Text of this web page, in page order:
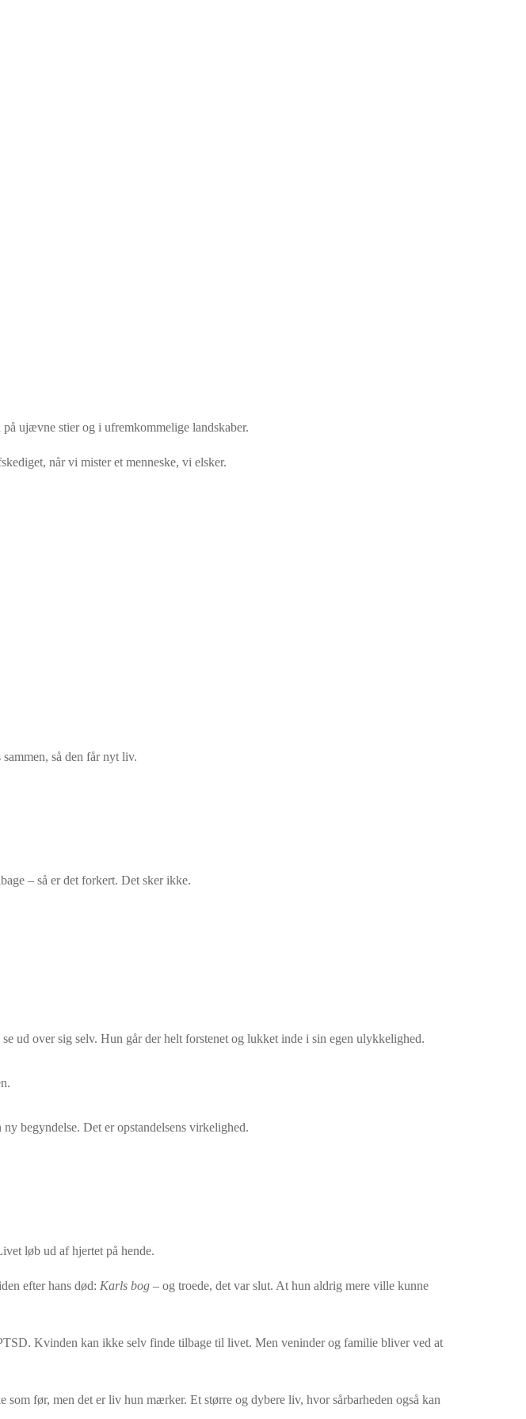
ujævne stier og i ufremkommelige landskaber.
når vi mister et menneske, vi elsker.
så den får nyt liv.
– så er det forkert. Det sker ikke.
over sig selv. Hun går der helt forstenet og lukket inde i sin egen ulykkelighed.
begyndelse. Det er opstandelsens virkelighed.
løb ud af hjertet på hende.
efter hans død: Karls bog – og troede, det var slut. At hun aldrig mere ville kunne
Kvinden kan ikke selv finde tilbage til livet. Men veninder og familie bliver ved at
før, men det er liv hun mærker. Et større og dybere liv, hvor sårbarheden også kan